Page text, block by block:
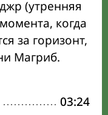
(утренняя
когда
за горизонт,
Магриб.
03:24